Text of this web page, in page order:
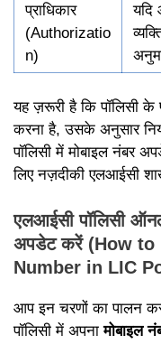
प्राधिकार
(Authorizatio
n)
यदि
यह ज़रूरी है कि पॉलिसी
करना है, उसके अनुसार
पॉलिसी में मोबाइल नंबर
लिए नज़दीकी एलआईसी
एलआईसी पॉलिसी
अपडेट करें (How
Number in LIC
आप इन चरणों का पालन
पॉलिसी में अपनामोबाइल